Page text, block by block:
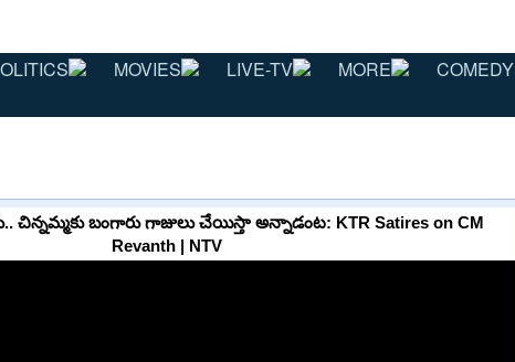
MOVIES LIVE-TV MORE COMEDY
చిన్నమ్మకు బంగారు గాజులు చేయిస్తా అన్నాడంట: KTR Satires on CM
Revanth | NTV